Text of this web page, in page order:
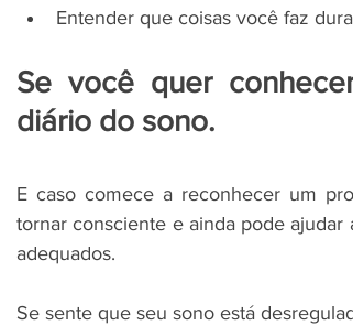
Entender que coisas você faz
Se você quer
diário do sono.
E caso comece a reconhecer um
tornar consciente e ainda pode
adequados.
Se sente que seu sono está